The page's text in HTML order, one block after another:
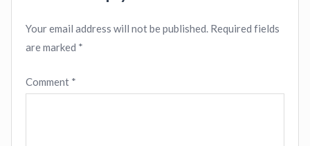
Your email address will not be published. Required fields
are marked *
Comment *